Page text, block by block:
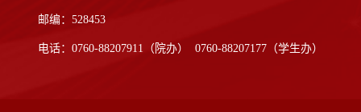
邮编：528453
电话：0760-88207911（院办） 0760-88207177（学生办）